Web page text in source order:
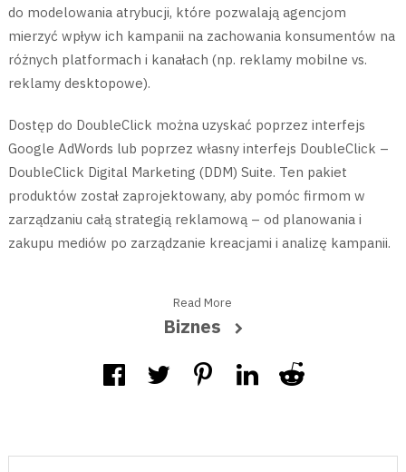
do modelowania atrybucji, które pozwalają agencjom
mierzyć wpływ ich kampanii na zachowania konsumentów na
różnych platformach i kanałach (np. reklamy mobilne vs.
reklamy desktopowe).
Dostęp do DoubleClick można uzyskać poprzez interfejs
Google AdWords lub poprzez własny interfejs DoubleClick –
DoubleClick Digital Marketing (DDM) Suite. Ten pakiet
produktów został zaprojektowany, aby pomóc firmom w
zarządzaniu całą strategią reklamową – od planowania i
zakupu mediów po zarządzanie kreacjami i analizę kampanii.
Read More
Biznes